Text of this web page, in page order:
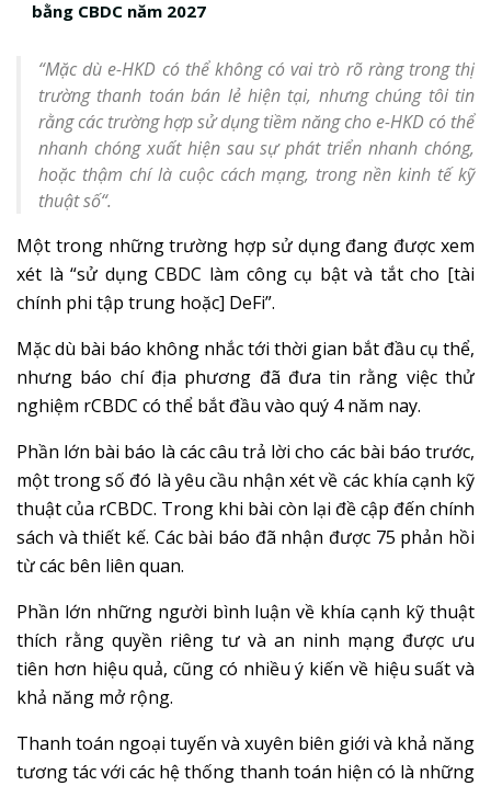
bằng CBDC năm 2027
“Mặc dù e-HKD có thể không có vai trò rõ ràng trong thị
trường thanh toán bán lẻ hiện tại, nhưng chúng tôi tin
rằng các trường hợp sử dụng tiềm năng cho e-HKD có thể
nhanh chóng xuất hiện sau sự phát triển nhanh chóng,
hoặc thậm chí là cuộc cách mạng, trong nền kinh tế kỹ
thuật số“.
Một trong những trường hợp sử dụng đang được xem
xét là “sử dụng CBDC làm công cụ bật và tắt cho [tài
chính phi tập trung hoặc] DeFi”.
Mặc dù bài báo không nhắc tới thời gian bắt đầu cụ thể,
nhưng báo chí địa phương đã đưa tin rằng việc thử
nghiệm rCBDC có thể bắt đầu vào quý 4 năm nay.
Phần lớn bài báo là các câu trả lời cho các bài báo trước,
một trong số đó là yêu cầu nhận xét về các khía cạnh kỹ
thuật của rCBDC. Trong khi bài còn lại đề cập đến chính
sách và thiết kế. Các bài báo đã nhận được 75 phản hồi
từ các bên liên quan.
Phần lớn những người bình luận về khía cạnh kỹ thuật
thích rằng quyền riêng tư và an ninh mạng được ưu
tiên hơn hiệu quả, cũng có nhiều ý kiến về hiệu suất và
khả năng mở rộng.
Thanh toán ngoại tuyến và xuyên biên giới và khả năng
tương tác với các hệ thống thanh toán hiện có là những